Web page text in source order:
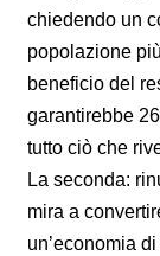
chiedendo un
popolazione
beneficio del
garantirebbe
tutto ciò che
La seconda:
mira a
un’economia